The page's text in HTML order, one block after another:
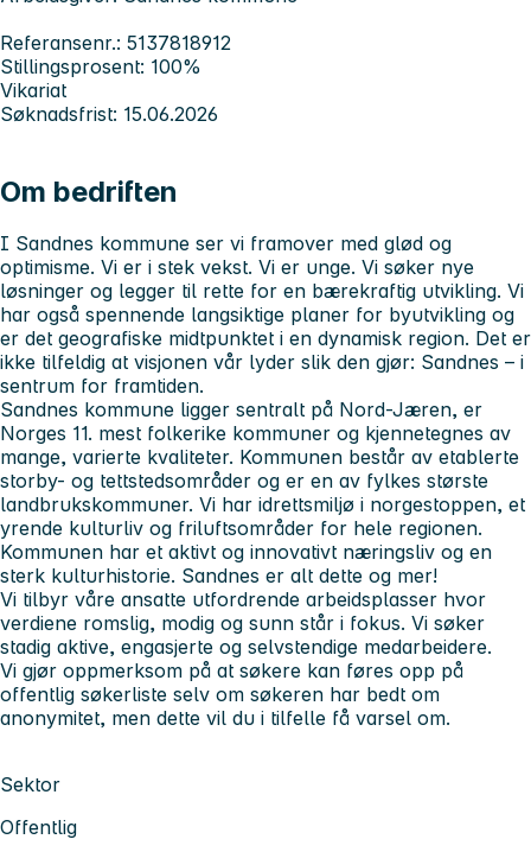
Referansenr.: 5137818912
Stillingsprosent: 100%
Vikariat
Søknadsfrist: 15.06.2026
Om bedriften
I Sandnes kommune ser vi framover med glød og
optimisme. Vi er i stek vekst. Vi er unge. Vi søker nye
løsninger og legger til rette for en bærekraftig utvikling. Vi
har også spennende langsiktige planer for byutvikling og
er det geografiske midtpunktet i en dynamisk region. Det er
ikke tilfeldig at visjonen vår lyder slik den gjør: Sandnes – i
sentrum for framtiden.
Sandnes kommune ligger sentralt på Nord-Jæren, er
Norges 11. mest folkerike kommuner og kjennetegnes av
mange, varierte kvaliteter. Kommunen består av etablerte
storby- og tettstedsområder og er en av fylkes største
landbrukskommuner. Vi har idrettsmiljø i norgestoppen, et
yrende kulturliv og friluftsområder for hele regionen.
Kommunen har et aktivt og innovativt næringsliv og en
sterk kulturhistorie. Sandnes er alt dette og mer!
Vi tilbyr våre ansatte utfordrende arbeidsplasser hvor
verdiene romslig, modig og sunn står i fokus. Vi søker
stadig aktive, engasjerte og selvstendige medarbeidere.
Vi gjør oppmerksom på at søkere kan føres opp på
offentlig søkerliste selv om søkeren har bedt om
anonymitet, men dette vil du i tilfelle få varsel om.
Sektor
Offentlig